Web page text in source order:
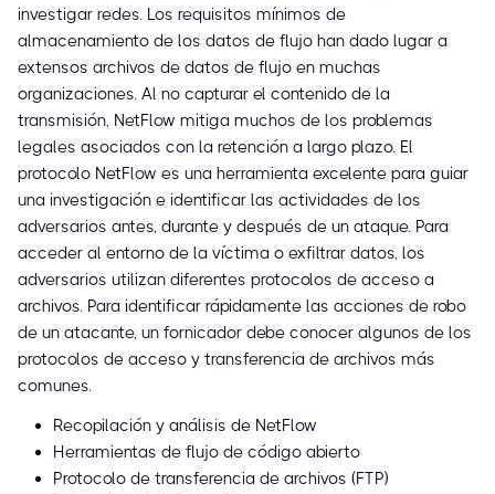
investigar redes. Los requisitos mínimos de
almacenamiento de los datos de flujo han dado lugar a
extensos archivos de datos de flujo en muchas
organizaciones. Al no capturar el contenido de la
transmisión, NetFlow mitiga muchos de los problemas
legales asociados con la retención a largo plazo. El
protocolo NetFlow es una herramienta excelente para guiar
una investigación e identificar las actividades de los
adversarios antes, durante y después de un ataque. Para
acceder al entorno de la víctima o exfiltrar datos, los
adversarios utilizan diferentes protocolos de acceso a
archivos. Para identificar rápidamente las acciones de robo
de un atacante, un fornicador debe conocer algunos de los
protocolos de acceso y transferencia de archivos más
comunes.
Recopilación y análisis de NetFlow
Herramientas de flujo de código abierto
Protocolo de transferencia de archivos (FTP)